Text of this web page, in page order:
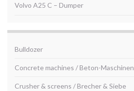
Volvo A25 C – Dumper
Bulldozer
Concrete machines / Beton-Maschinen
Crusher & screens / Brecher & Siebe